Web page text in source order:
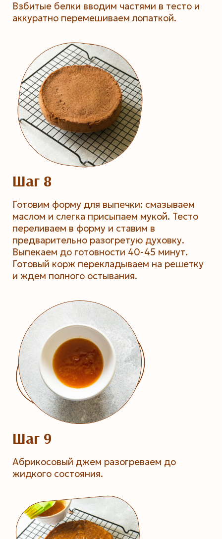
Взбитые белки вводим частями в тесто и
аккуратно перемешиваем лопаткой.
Шаг 8
Готовим форму для выпечки: смазываем
маслом и слегка присыпаем мукой. Тесто
переливаем в форму и ставим в
предварительно разогретую духовку.
Выпекаем до готовности 40-45 минут.
Готовый корж перекладываем на решетку
и ждем полного остывания.
Шаг 9
Абрикосовый джем разогреваем до
жидкого состояния.